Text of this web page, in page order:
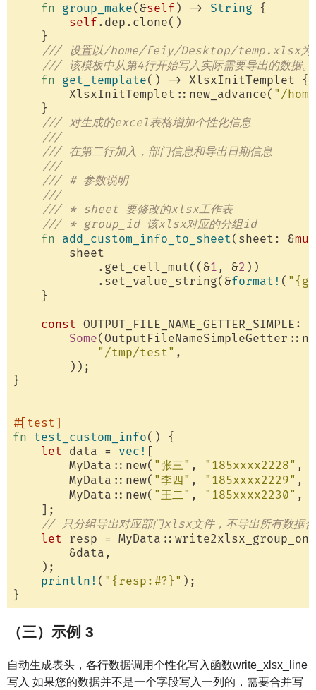
fn group_make(&self ) -> String {
self .dep.clone()
    }
/// 设置以/home/feiy/Desktop/temp.xlsx为模
/// 该模板中从第4行开始写入实际需要导出的数据。
fn get_template() -> XlsxInitTemplet {
        XlsxInitTemplet::new_advance(
"/
    }
/// 对生成的excel表格增加个性化信息
///
/// 在第二行加入，部门信息和导出日期信息
///
/// # 参数说明
///
/// * sheet 要修改的xlsx工作表
/// * group_id 该xlsx对应的分组id
fn add_custom_info_to_sheet(sheet: &mut
        sheet
            .get_cell_mut((&
1 , &2 ))
            .set_value_string(&
format! (
    }
const OUTPUT_FILE_NAME_GETTER_SIMPLE:
Some
"/tmp/test" ,
        ));
}
#[test]
fn test_custom_info() {
let data = vec! [
        MyData::new(
"张三" , "185xxxx2228" ,
        MyData::new(
"李四" , "185xxxx2229" ,
        MyData::new(
"王二" , "185xxxx2230" ,
    ];
// 只分组导出对应部门xlsx文件，不导出所有数据合
let resp =
        &data,
    );
println! ( "{resp:#?}" );
（三）示例 3
自动生成表头，各行数据调用个性化写入函数write_xlsx_line
写入 如果您的数据并不是一个字段写入一列的，需要合并写